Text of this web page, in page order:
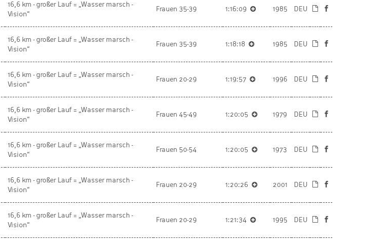
16,6 km - großer Lauf = „Wasser marsch -
Vision“
Frauen 35-39 1:16:09 1985 DEU
16,6 km - großer Lauf = „Wasser marsch -
Vision“
Frauen 35-39 1:18:18 1985 DEU
16,6 km - großer Lauf = „Wasser marsch -
Vision“
Frauen 20-29 1:19:57 1996 DEU
16,6 km - großer Lauf = „Wasser marsch -
Vision“
Frauen 45-49 1:20:05 1979 DEU
16,6 km - großer Lauf = „Wasser marsch -
Vision“
Frauen 50-54 1:20:05 1973 DEU
16,6 km - großer Lauf = „Wasser marsch -
Vision“
Frauen 20-29 1:20:26 2001 DEU
16,6 km - großer Lauf = „Wasser marsch -
Vision“
Frauen 20-29 1:21:34 1995 DEU